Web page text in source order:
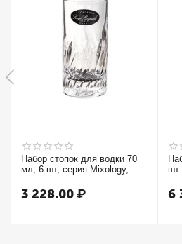
Набор стопок для водки 70
мл, 6 шт, серия Mixology,
3 228.00₽ 6